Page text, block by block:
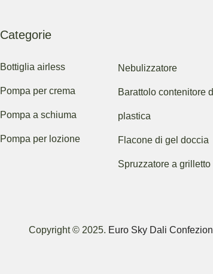
Categorie
Bottiglia airless
Pompa per crema
Pompa a schiuma
Pompa per lozione
Nebulizzatore
Barattolo contenitore
plastica
Flacone di gel doccia
Spruzzatore a grilletto
Copyright © 2025. Euro Sky Dali